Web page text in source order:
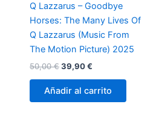
Q Lazzarus – Goodbye
Horses: The Many Lives Of
Q Lazzarus (Music From
The Motion Picture) 2025
50,00€El
original
era:
39,90€
actual
es:
Añadir al carrito